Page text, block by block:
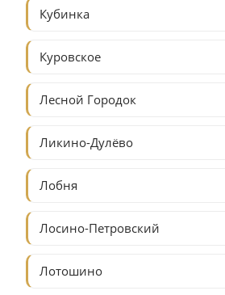
Кубинка
Куровское
Лесной Городок
Ликино-Дулёво
Лобня
Лосино-Петровский
Лотошино